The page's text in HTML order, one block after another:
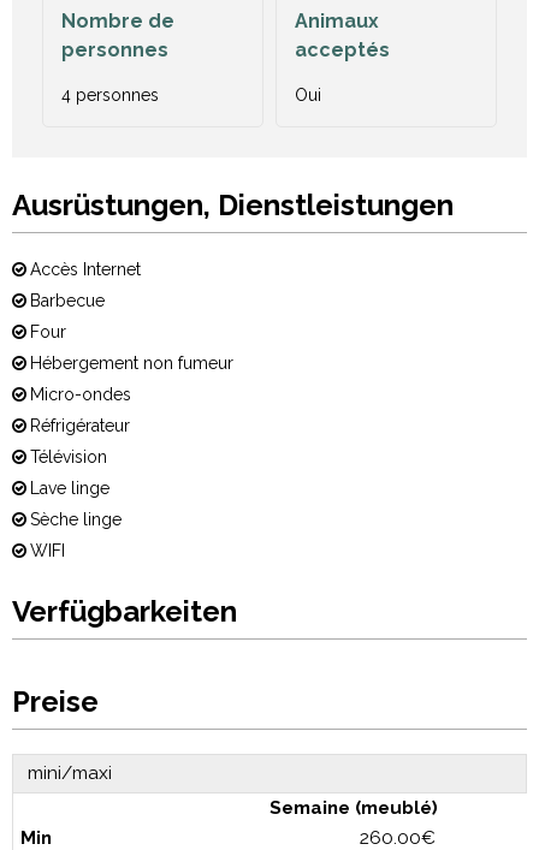
Nombre de
personnes
4 personnes
Animaux
acceptés
Oui
Ausrüstungen, Dienstleistungen
Accès Internet
Barbecue
Four
Hébergement non fumeur
Micro-ondes
Réfrigérateur
Télévision
Lave linge
Sèche linge
WIFI
Verfügbarkeiten
Preise
mini/maxi
Semaine (meublé)
260.00€